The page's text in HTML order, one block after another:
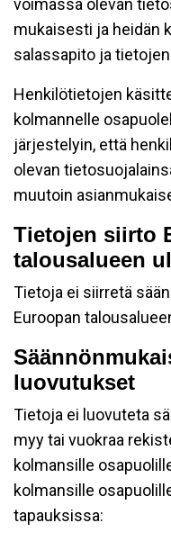
voimassa olevan
mukaisesti ja heidän
salassapito ja
Henkilötietojen
kolmannelle
järjestelyin, että
olevan
muutoin
Tietojen siirto
talousalueen
Tietoja ei siirretä
Euroopan
luovutukset
Tietoja ei luovuteta
myy tai vuokraa
kolmansille
kolmansille
tapauksissa: